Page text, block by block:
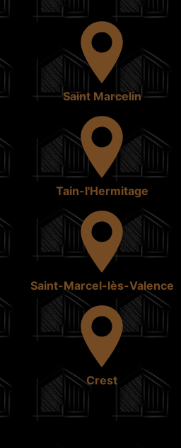
Saint Marcelin
Tain-l'Hermitage
Saint-Marcel-lès-Valence
Crest